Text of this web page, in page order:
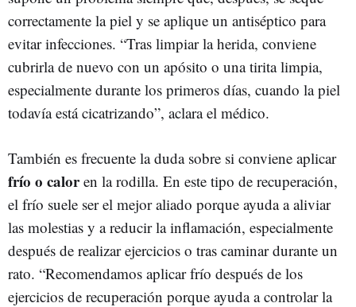
correctamente la piel y se aplique un antiséptico para
evitar infecciones. “Tras limpiar la herida, conviene
cubrirla de nuevo con un apósito o una tirita limpia,
especialmente durante los primeros días, cuando la piel
todavía está cicatrizando”, aclara el médico.
También es frecuente la duda sobre si conviene aplicar
frío o caloren la rodilla. En este tipo de recuperación,
el frío suele ser el mejor aliado porque ayuda a aliviar
las molestias y a reducir la inflamación, especialmente
después de realizar ejercicios o tras caminar durante un
rato. “Recomendamos aplicar frío después de los
ejercicios de recuperación porque ayuda a controlar la